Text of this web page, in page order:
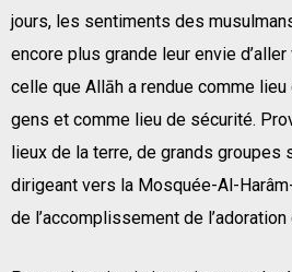
jours, les sentiments des
encore plus grande leur envie
celle que Allāh a rendue comme
gens et comme lieu de sécurité.
lieux de la terre, de grands groupes
dirigeant vers la Mosquée-Al-
de l’accomplissement de